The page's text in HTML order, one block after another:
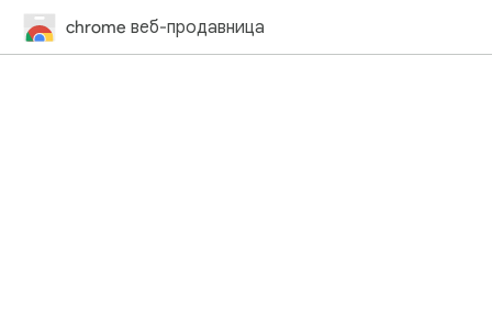
chrome веб-продавница